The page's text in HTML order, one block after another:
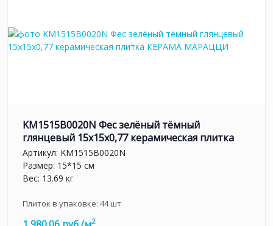
KM1515B0020N Фес зелёный тёмный
глянцевый 15x15x0,77 керамическая плитка
Артикул: KM1515B0020N
Размер: 15*15 см
Вес: 13.69 кг
Плиток в упаковке: 44шт
2